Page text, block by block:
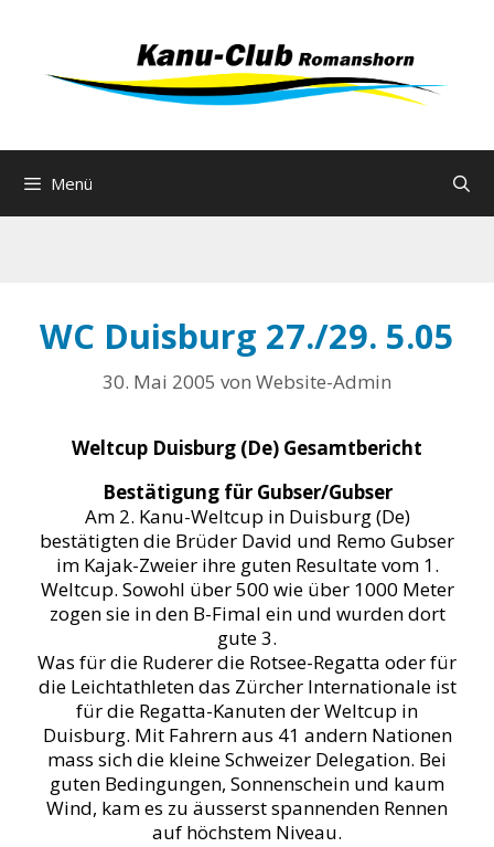
springen
Menü
WC Duisburg 27./29. 5.05
30. Mai 2005 von Website-Admin
Weltcup Duisburg (De) Gesamtbericht
Bestätigung für Gubser/Gubser
Am 2. Kanu-Weltcup in Duisburg (De)
bestätigten die Brüder David und Remo Gubser
im Kajak-Zweier ihre guten Resultate vom 1.
Weltcup. Sowohl über 500 wie über 1000 Meter
zogen sie in den B-Fimal ein und wurden dort
gute 3.
Was für die Ruderer die Rotsee-Regatta oder für
die Leichtathleten das Zürcher Internationale ist
für die Regatta-Kanuten der Weltcup in
Duisburg. Mit Fahrern aus 41 andern Nationen
mass sich die kleine Schweizer Delegation. Bei
guten Bedingungen, Sonnenschein und kaum
Wind, kam es zu äusserst spannenden Rennen
auf höchstem Niveau.